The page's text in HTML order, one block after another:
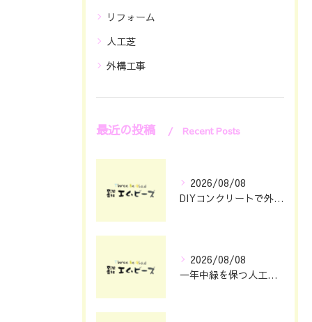
リフォーム
人工芝
外構工事
最近の投稿 Recent Posts
2026/08/08
DIYコンクリートで外構をおしゃれに仕上げる具体的なポイント集
2026/08/08
一年中緑を保つ人工芝の魅力と選び方